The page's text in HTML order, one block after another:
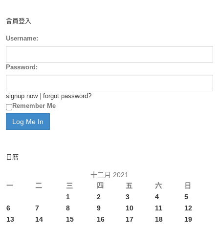
會員登入
Username:
Password:
signup now| forgot password?
Remember Me
日曆
十二月 2021
一
二 三 四 五 六
日
1
2 3 4
5
6
7 8 9 10 11
12
13
14 15 16 17 18
19